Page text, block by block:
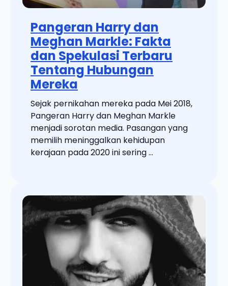
Pangeran Harry dan
Meghan Markle: Fakta
dan Spekulasi Terbaru
Tentang Hubungan
Mereka
Sejak pernikahan mereka pada Mei 2018,
Pangeran Harry dan Meghan Markle
menjadi sorotan media. Pasangan yang
memilih meninggalkan kehidupan
kerajaan pada 2020 ini sering ...